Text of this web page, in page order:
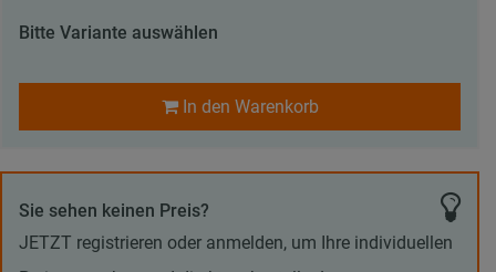
Bitte Variante auswählen
In den Warenkorb
Sie sehen keinen Preis?
JETZT registrieren oder anmelden, um Ihre individuellen